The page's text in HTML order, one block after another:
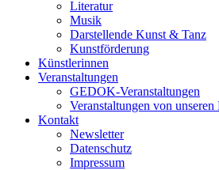
Literatur
Musik
Darstellende Kunst & Tanz
Kunstförderung
Künstlerinnen
Veranstaltungen
GEDOK-Veranstaltungen
Veranstaltungen von
Kontakt
Newsletter
Datenschutz
Impressum